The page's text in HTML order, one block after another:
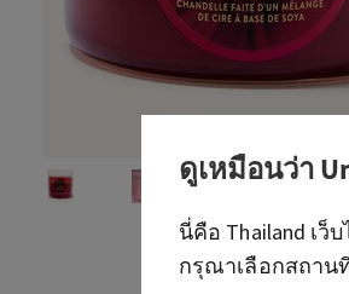
ดูเหมือนว่า
นี่คือ Thailand เว็
กรุณาเลือกสถาน